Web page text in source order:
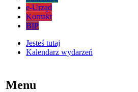
e-Urząd
Kontakt
BIP
Jesteś tutaj
Kalendarz wydarzeń
Menu